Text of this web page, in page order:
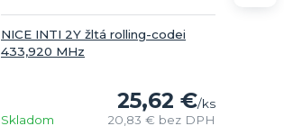
NICE INTI 2Y žltá rolling-codei
433,920 MHz
25,62 €/ks
20,83 € bez DPH
Skladom